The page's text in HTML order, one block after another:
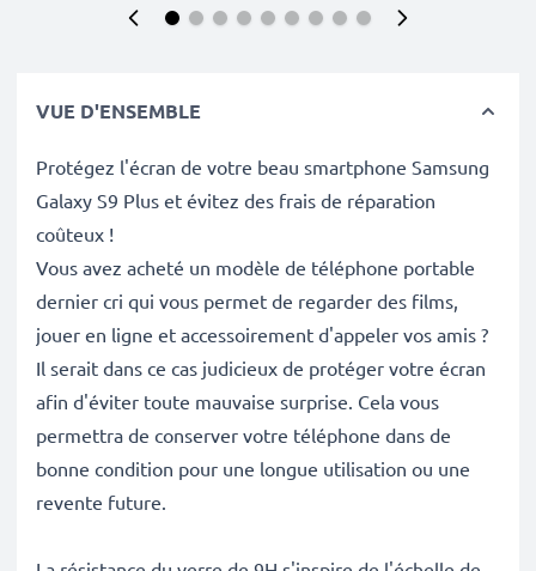
VUE D'ENSEMBLE
Protégez l'écran de votre beau smartphone Samsung
Galaxy S9 Plus et évitez des frais de réparation
coûteux !
Vous avez acheté un modèle de téléphone portable
dernier cri qui vous permet de regarder des films,
jouer en ligne et accessoirement d'appeler vos amis ?
Il serait dans ce cas judicieux de protéger votre écran
afin d'éviter toute mauvaise surprise. Cela vous
permettra de conserver votre téléphone dans de
bonne condition pour une longue utilisation ou une
revente future.